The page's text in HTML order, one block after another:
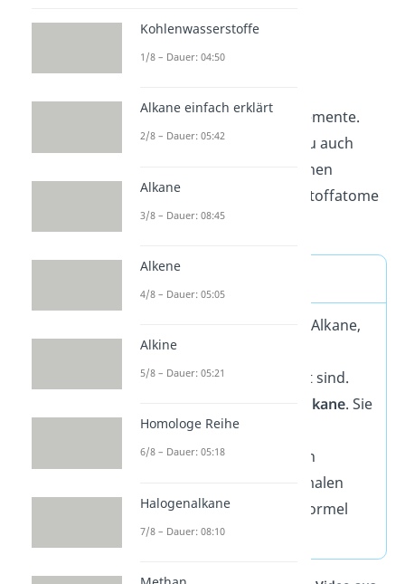
Übrigens:Bei den
verschmelzen die zwei Elemente.
Diesen Vorgang nennst du auch
Bei Alkanen
hybridisieren alle Kohlenstoffatome
im Molekülsp
Es gibt auch besondere Alkane,
die ringförmig statt
kettenförmig aufgebaut sind.
Cycloalkane. Sie
unterscheiden sich in
bestimmten chemischen
Eigenschaften von normalen
Alkanen. Ihre Summenformel
lautetC 2H2n
Kohlenwasserstoffe
1/8 – Dauer: 04:50
Alkane einfach erklärt
2/8 – Dauer: 05:42
Alkane
3/8 – Dauer: 08:45
Alkene
4/8 – Dauer: 05:05
Alkine
5/8 – Dauer: 05:21
Homologe Reihe
6/8 – Dauer: 05:18
Halogenalkane
7/8 – Dauer: 08:10